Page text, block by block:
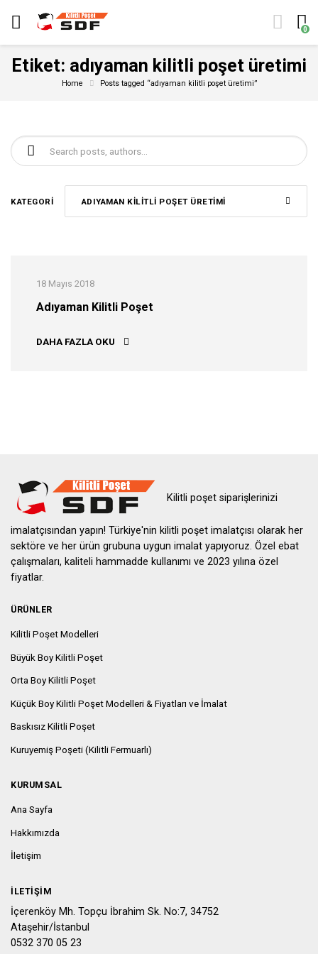
0
Etiket: adıyaman kilitli poşet üretimi
Home Posts tagged “adıyaman kilitli poşet üretimi”
Şunu ara:
KATEGORI ADIYAMAN KILITLI POŞET ÜRETIMI
18 Mayıs 2018
Adıyaman Kilitli Poşet
DAHA FAZLA OKU ADIYAMAN KILITLI POŞET
Kilitli poşet siparişlerinizi
imalatçısından yapın! Türkiye'nin kilitli poşet imalatçısı olarak her
sektöre ve her ürün grubuna uygun imalat yapıyoruz. Özel ebat
çalışmaları, kaliteli hammadde kullanımı ve 2023 yılına özel
fiyatlar.
ÜRÜNLER
Kilitli Poşet Modelleri
Büyük Boy Kilitli Poşet
Orta Boy Kilitli Poşet
Küçük Boy Kilitli Poşet Modelleri & Fiyatları ve İmalat
Baskısız Kilitli Poşet
Kuruyemiş Poşeti (Kilitli Fermuarlı)
KURUMSAL
Ana Sayfa
Hakkımızda
İletişim
İLETIŞIM
İçerenköy Mh. Topçu İbrahim Sk. No:7, 34752
Ataşehir/İstanbul
0532 370 05 23